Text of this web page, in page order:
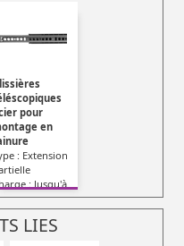
pour
en
: Extension
: Jusqu'à
LIES